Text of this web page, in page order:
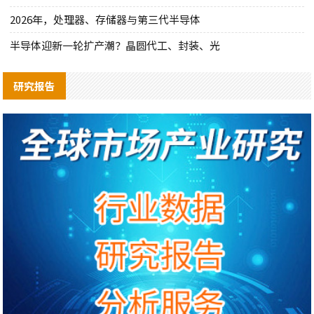
2026年，处理器、存储器与第三代半导体
半导体迎新一轮扩产潮？晶圆代工、封装、光
研究报告